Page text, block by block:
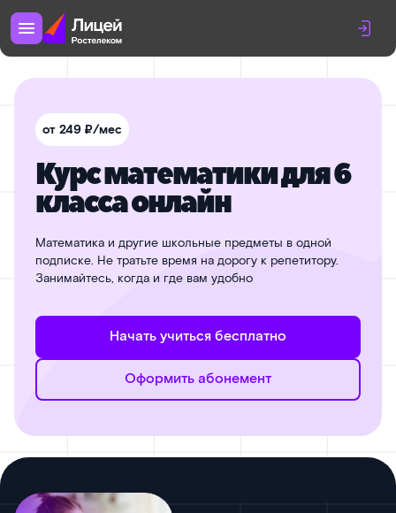
от 249 ₽/мес
Курс математики для 6
класса онлайн
Математика и другие школьные предметы в одной
подписке. Не тратьте время на дорогу к репетитору.
Занимайтесь, когда и где вам удобно
Начать учиться бесплатно
Оформить абонемент